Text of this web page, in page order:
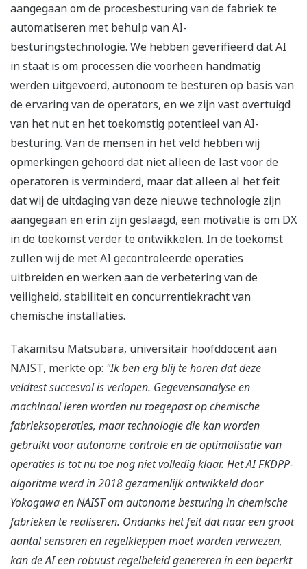
aangegaan om de procesbesturing van de fabriek te
automatiseren met behulp van AI-
besturingstechnologie. We hebben geverifieerd dat AI
in staat is om processen die voorheen handmatig
werden uitgevoerd, autonoom te besturen op basis van
de ervaring van de operators, en we zijn vast overtuigd
van het nut en het toekomstig potentieel van AI-
besturing. Van de mensen in het veld hebben wij
opmerkingen gehoord dat niet alleen de last voor de
operatoren is verminderd, maar dat alleen al het feit
dat wij de uitdaging van deze nieuwe technologie zijn
aangegaan en erin zijn geslaagd, een motivatie is om DX
in de toekomst verder te ontwikkelen. In de toekomst
zullen wij de met AI gecontroleerde operaties
uitbreiden en werken aan de verbetering van de
veiligheid, stabiliteit en concurrentiekracht van
chemische installaties.
Takamitsu Matsubara, universitair hoofddocent aan
NAIST, merkte op: "Ik ben erg blij te horen dat deze
veldtest succesvol is verlopen. Gegevensanalyse en
machinaal leren worden nu toegepast op chemische
fabrieksoperaties, maar technologie die kan worden
gebruikt voor autonome controle en de optimalisatie van
operaties is tot nu toe nog niet volledig klaar. Het AI FKDPP-
algoritme werd in 2018 gezamenlijk ontwikkeld door
Yokogawa en NAIST om autonome besturing in chemische
fabrieken te realiseren. Ondanks het feit dat naar een groot
aantal sensoren en regelkleppen moet worden verwezen,
kan de AI een robuust regelbeleid genereren in een beperkt